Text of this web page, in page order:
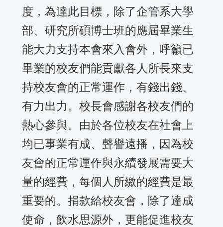
度，為達此目標，除了企管系大學
部、研究所碩博士班的應屆畢業生
能大力支持本會來入會外，呼籲已
畢業的校友們能貢獻各人所長來支
持校友會的正常運作，有錢出錢、
有力出力。校長會感謝各校友們的
熱心參與。由於各位校友在社會上
均已事業有成、聲譽遠播，因為校
友會的正常運作與永續發展需要大
量的經費，每個人所繳的經費是最
重要的。捐款給校友會，除了達成
使命，飲水思源外，更能促進校友